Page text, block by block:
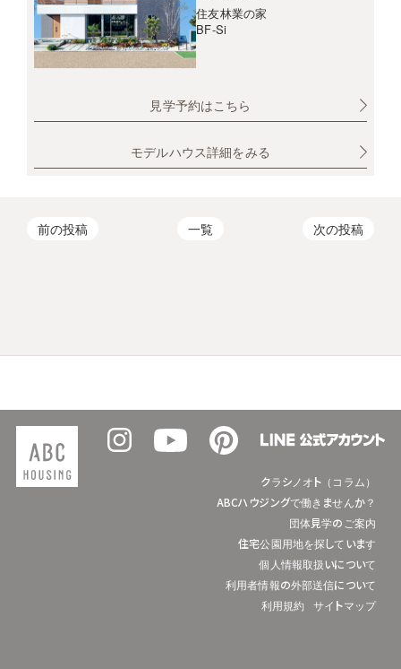
住友林業の家
BF-Si
見学予約はこちら
モデルハウス詳細をみる
前の投稿 一覧 次の投稿
クラシノオト（コラム）
ABCハウジングで働きませんか？
団体見学のご案内
住宅公園用地を探しています
個人情報取扱いについて
利用者情報の外部送信について
利用規約
サイトマップ